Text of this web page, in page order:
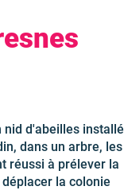
nid d'abeilles installé
dans un arbre, les
réussi à prélever la
la colonie